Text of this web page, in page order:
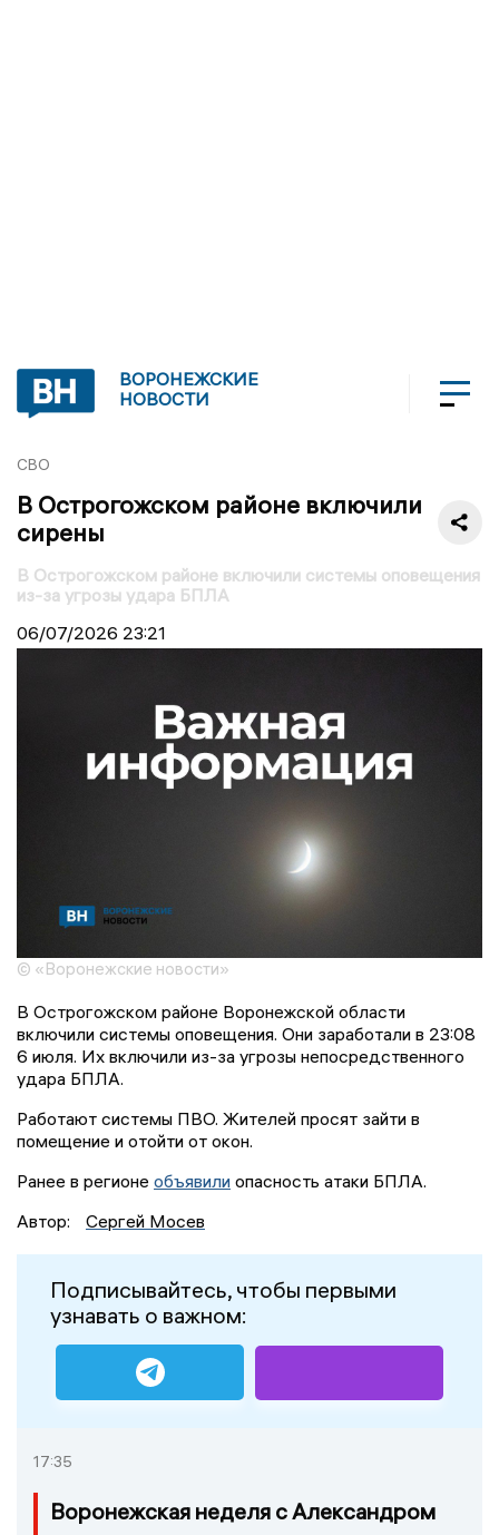
ВОРОНЕЖСКИЕ
НОВОСТИ
СВО
В Острогожском районе включили
сирены
В Острогожском районе включили системы оповещения
из-за угрозы удара БПЛА
06/07/2026 23:21
© «Воронежские новости»
В Острогожском районе Воронежской области
включили системы оповещения. Они заработали в 23:08
6 июля. Их включили из-за угрозы непосредственного
удара БПЛА.
Работают системы ПВО. Жителей просят зайти в
помещение и отойти от окон.
Ранее в регионе объявили опасность атаки БПЛА.
Автор:
Сергей Мосев
Подписывайтесь, чтобы первыми
узнавать о важном:
17:35
Воронежская неделя с Александром